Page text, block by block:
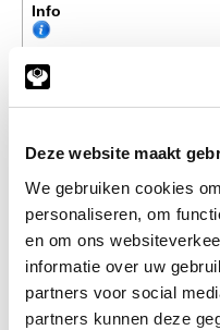
Deze website maakt
We gebruiken cookies
personaliseren, om
en om ons
informatie over uw
partners voor social
partners kunnen deze
Info
a2bb08x100
Info